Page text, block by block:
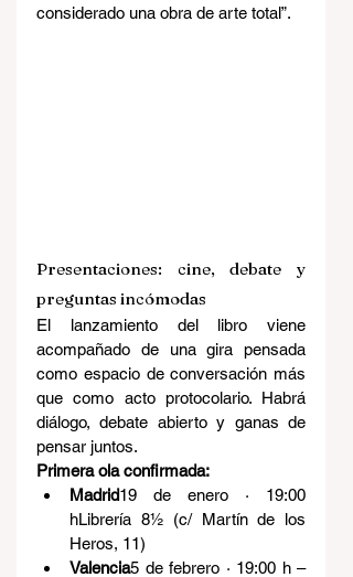
considerado una obra de arte total”.
Presentaciones: cine, debate y
preguntas incómodas
El lanzamiento del libro viene
acompañado de una gira pensada
como espacio de conversación más
que como acto protocolario. Habrá
diálogo, debate abierto y ganas de
pensar juntos.
Primera ola confirmada:
Madrid19 de enero · 19:00
hLibrería 8½ (c/ Martín de los
Heros, 11)
Valencia5 de febrero · 19:00 h –